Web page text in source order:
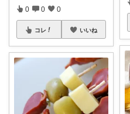
0 0 0
コレ いいね